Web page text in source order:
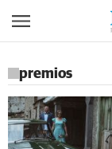
premios